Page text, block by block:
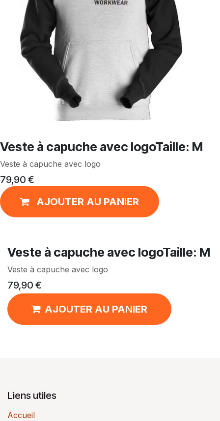
Veste à capuche avec logoTaille: M
Veste à capuche avec logo
79,90 €
AJOUTER AU PANIER
Veste à capuche avec logoTaille: M
Veste à capuche avec logo
79,90 €
AJOUTER AU PANIER
Liens utiles
Accueil